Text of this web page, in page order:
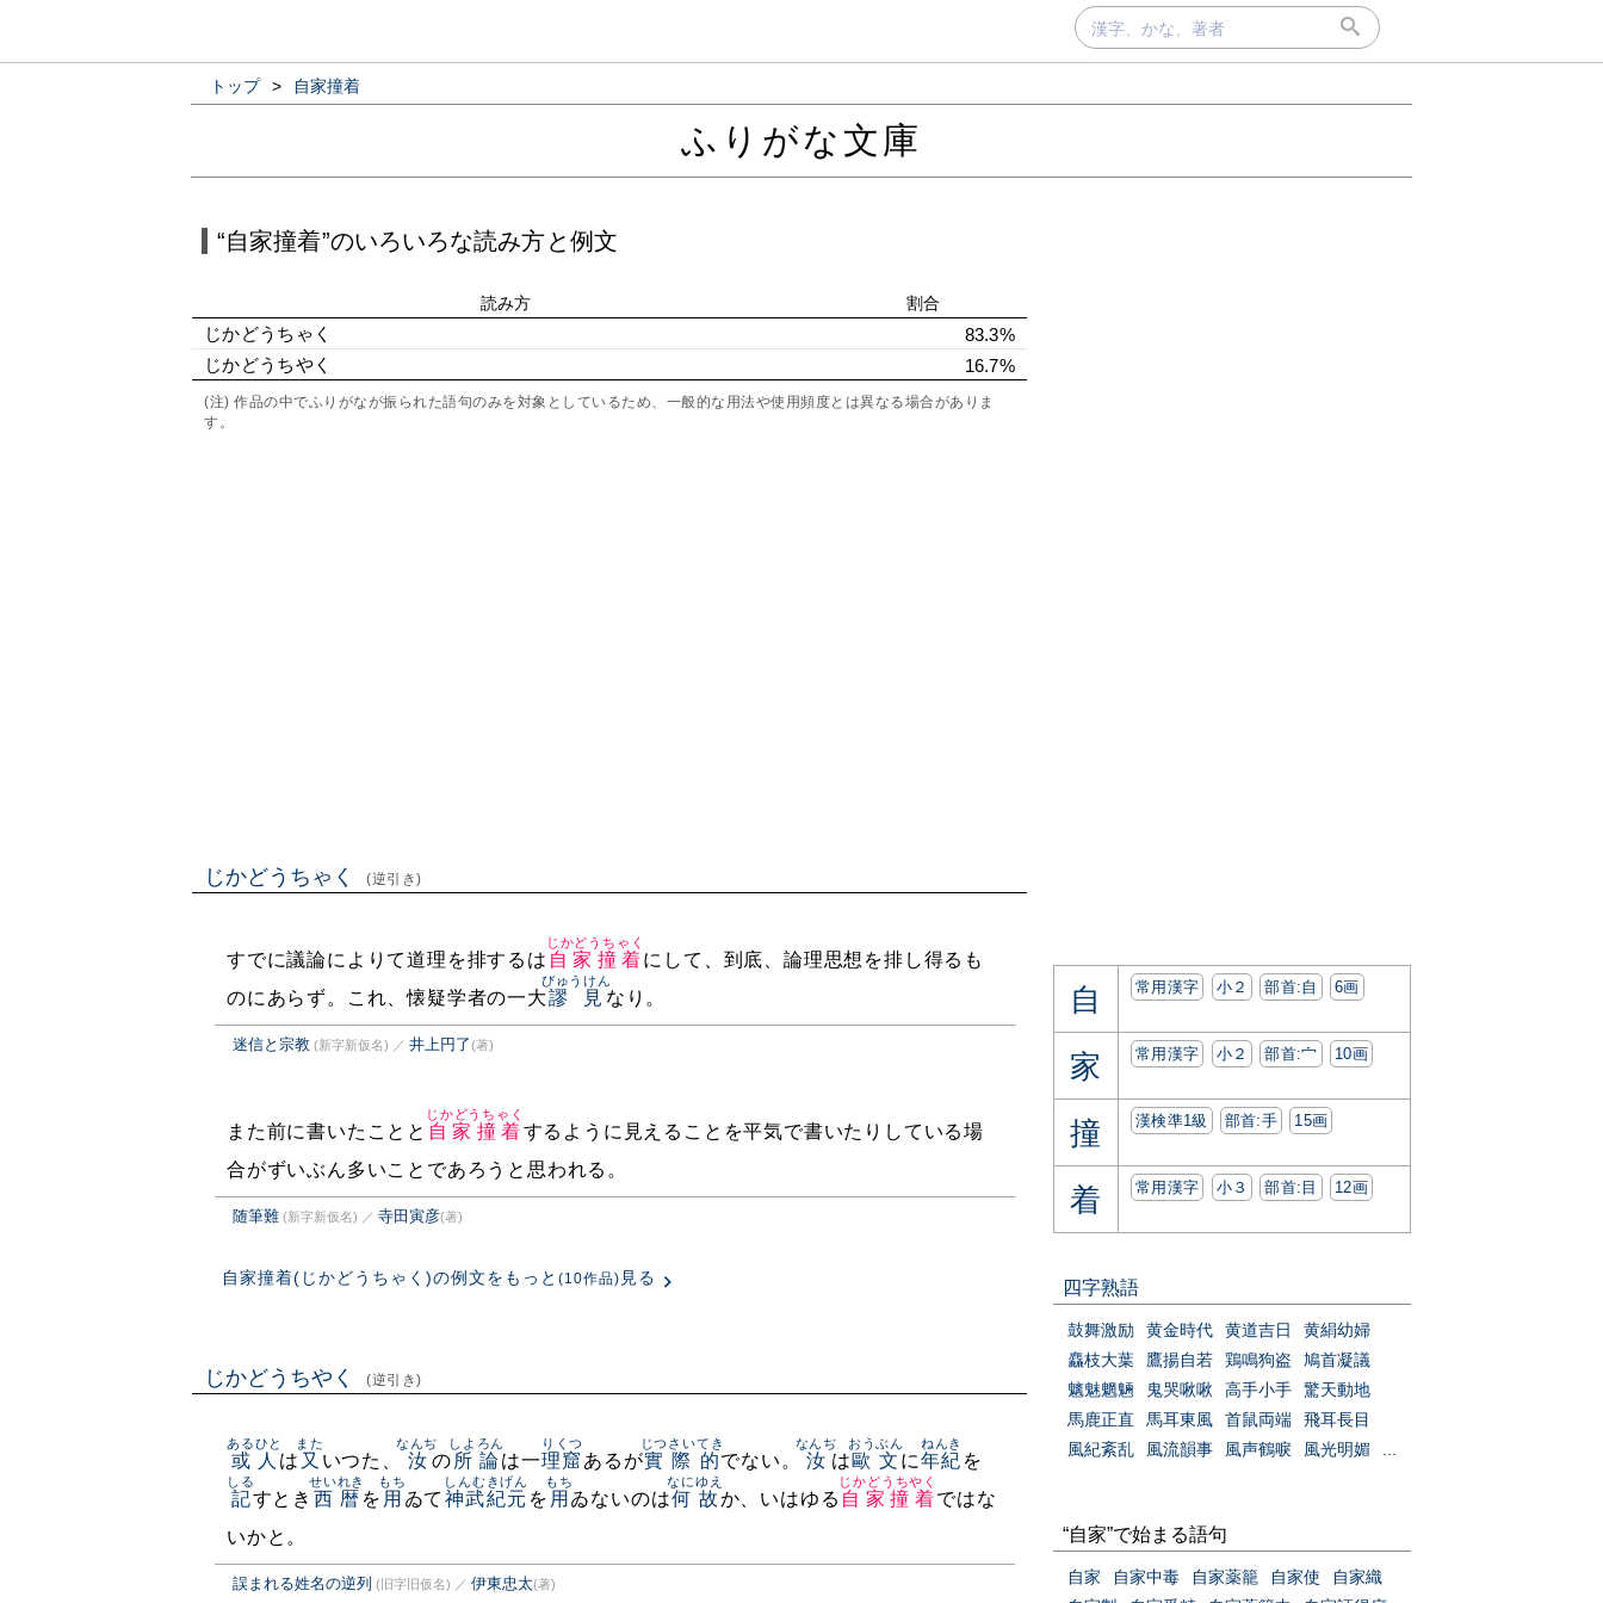
トップ > 自家撞着
ふりがな文庫
“自家撞着”のいろいろな読み方と例文
読み方 割合
じかどうちゃく
83.3%
じかどうちやく
16.7%
(注) 作品の中でふりがなが振られた語句のみを対象としているため、一般的な用法や使用頻度とは異なる場合がありま
す。
じかどうちゃく (逆引き)
すでに議論によりて道理を排するは 自家撞着
じかどうちゃく
にして、到底、論理思想を排し得るも
のにあらず。これ、懐疑学者の一大謬見
びゅうけん
なり。
迷信と宗教 (新字新仮名) ／ 井上円了(著)
また前に書いたことと 自家撞着
じかどうちゃく
するように見えることを平気で書いたりしている場
合がずいぶん多いことであろうと思われる。
随筆難 (新字新仮名) ／ 寺田寅彦(著)
自家撞着(じかどうちゃく)の例文をもっと (10作品) 見る
じかどうちやく (逆引き)
或人
あるひと
は 又
また
いつた、 汝
なんぢ
の 所論
しよろん
は一理窟
りくつ
あるが實際的
じつさいてき
でない。 汝
なんぢ
は 歐文
おうぶん
に年紀
ねんき
を
記
しる
すとき 西暦
せいれき
を 用
もち
ゐて 神武紀元
しんむきげん
を 用
もち
ゐないのは何故
なにゆえ
か、いはゆる 自家撞着
じかどうちやく
ではな
いかと。
誤まれる姓名の逆列 (旧字旧仮名) ／ 伊東忠太(著)
自 常用漢字 小２ 部首:⾃ 6画
家 常用漢字 小２ 部首:⼧ 10画
撞 漢検準1級 部首:⼿ 15画
着 常用漢字 小３ 部首:⽬ 12画
四字熟語
鼓舞激励 黄金時代 黄道吉日
黄絹幼婦
麤枝大葉
鷹揚自若 鶏鳴狗盗
鳩首凝議
魑魅魍魎
鬼哭啾啾 高手小手
驚天動地
馬鹿正直
馬耳東風 首鼠両端
飛耳長目
風紀紊乱
風流韻事 風声鶴唳 風光明媚
“自家”で始まる語句
自家 自家中毒 自家薬籠 自家使
自家織